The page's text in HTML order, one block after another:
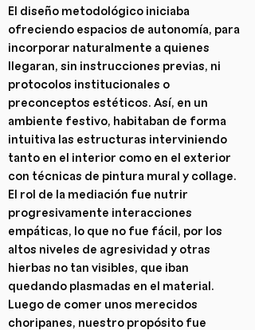
El diseño metodológico iniciaba
ofreciendo espacios de autonomía, para
incorporar naturalmente a quienes
llegaran, sin instrucciones previas, ni
protocolos institucionales o
preconceptos estéticos. Así, en un
ambiente festivo, habitaban de forma
intuitiva las estructuras interviniendo
tanto en el interior como en el exterior
con técnicas de pintura mural y collage.
El rol de la mediación fue nutrir
progresivamente interacciones
empáticas, lo que no fue fácil, por los
altos niveles de agresividad y otras
hierbas no tan visibles, que iban
quedando plasmadas en el material.
Luego de comer unos merecidos
choripanes, nuestro propósito fue